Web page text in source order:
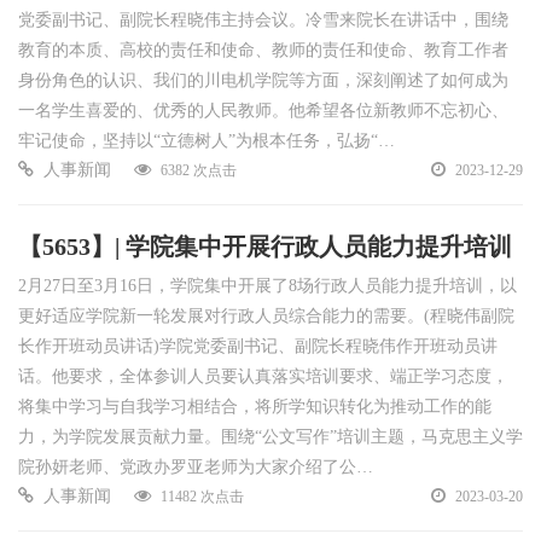
党委副书记、副院长程晓伟主持会议。冷雪来院长在讲话中，围绕
教育的本质、高校的责任和使命、教师的责任和使命、教育工作者
身份角色的认识、我们的川电机学院等方面，深刻阐述了如何成为
一名学生喜爱的、优秀的人民教师。他希望各位新教师不忘初心、
牢记使命，坚持以“立德树人”为根本任务，弘扬“…
人事新闻
6382 次点击 2023-12-29
【5653】| 学院集中开展行政人员能力提升培训
2月27日至3月16日，学院集中开展了8场行政人员能力提升培训，以
更好适应学院新一轮发展对行政人员综合能力的需要。(程晓伟副院
长作开班动员讲话)学院党委副书记、副院长程晓伟作开班动员讲
话。他要求，全体参训人员要认真落实培训要求、端正学习态度，
将集中学习与自我学习相结合，将所学知识转化为推动工作的能
力，为学院发展贡献力量。围绕“公文写作”培训主题，马克思主义学
院孙妍老师、党政办罗亚老师为大家介绍了公…
人事新闻
11482 次点击 2023-03-20